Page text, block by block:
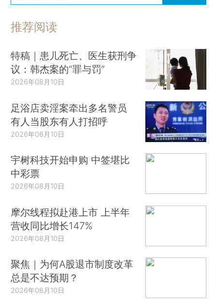
推荐阅读
特稿｜患儿死亡、医生获刑争
议：韩杰案的“罪与罚”
2026年08月10日
足浴店卖淫案牵出多名警员
有人当股东有人打招呼
2026年08月10日
宇树科技开始申购 中签堪比
中彩票
2026年08月10日
摩尔线程拟赴港上市 上半年
营收同比增长147%
2026年08月10日
聚焦｜为何A股退市制度改革
总是不达预期？
2026年08月10日